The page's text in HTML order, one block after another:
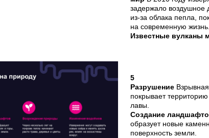
задержало воздушное
из-за облака пепла,
на современную жизнь.
Известные вулканы
5
Разрушение
покрывает
лавы.
Создание
образует новые
поверхность земли.